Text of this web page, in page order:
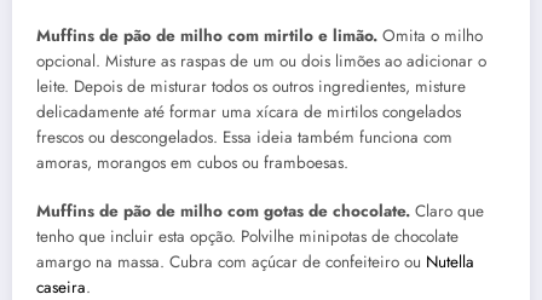
Muffins de pão de milho com mirtilo e limão. Omita o milho
opcional. Misture as raspas de um ou dois limões ao adicionar o
leite. Depois de misturar todos os outros ingredientes, misture
delicadamente até formar uma xícara de mirtilos congelados
frescos ou descongelados. Essa ideia também funciona com
amoras, morangos em cubos ou framboesas.
Muffins de pão de milho com gotas de chocolate. Claro que
tenho que incluir esta opção. Polvilhe minipotas de chocolate
amargo na massa. Cubra com açúcar de confeiteiro ou Nutella
caseira.